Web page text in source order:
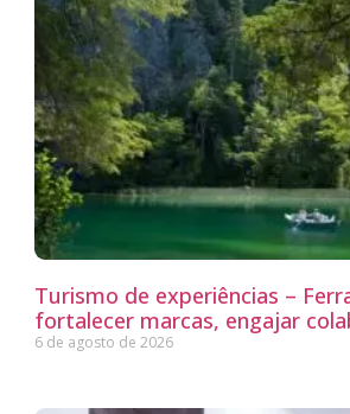
Turismo de experiências –
fortalecer marcas, engajar
6 de agosto de 2026